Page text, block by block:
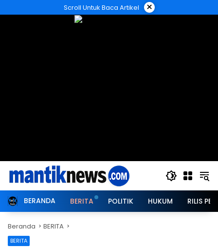
ke
Scroll Untuk Baca Artikel ×
BERANDA BERITA POLITIK HUKUM RILIS
Beranda BERITA
BERITA